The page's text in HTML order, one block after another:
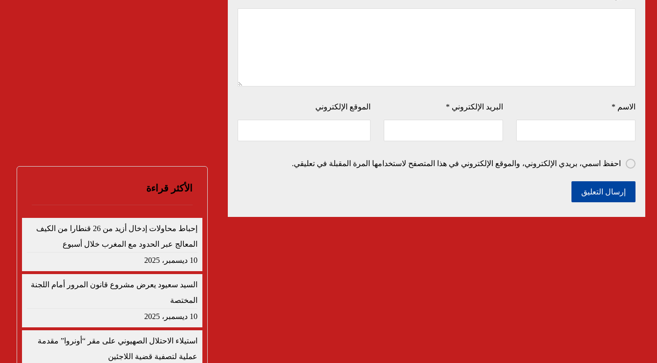
الاسم * البريد الإلكتروني * الموقع الإلكتروني
احفظ اسمي، بريدي الإلكتروني، والموقع الإلكتروني في هذا المتصفح لاستخدامها المرة المقبلة في تعليقي.
الأكثر قراءة
إحباط محاولات إدخال أزيد من 26 قنطارا من الكيف
المعالج عبر الحدود مع المغرب خلال أسبوع
10 ديسمبر، 2025
السيد سعيود يعرض مشروع قانون المرور أمام اللجنة
المختصة
10 ديسمبر، 2025
استيلاء الاحتلال الصهيوني على مقر “أونروا” مقدمة
عملية لتصفية قضية اللاجئين